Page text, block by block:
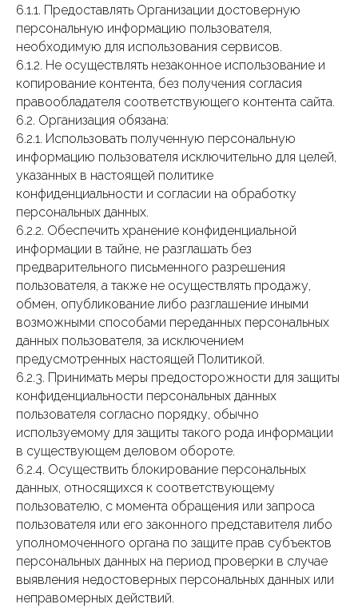
6.1.1. Предоставлять Организации достоверную
персональную информацию пользователя,
необходимую для использования сервисов.
6.1.2. Не осуществлять незаконное использование и
копирование контента, без получения согласия
правообладателя соответствующего контента сайта.
6.2. Организация обязана:
6.2.1. Использовать полученную персональную
информацию пользователя исключительно для целей,
указанных в настоящей политике
конфиденциальности и согласии на обработку
персональных данных.
6.2.2. Обеспечить хранение конфиденциальной
информации в тайне, не разглашать без
предварительного письменного разрешения
пользователя, а также не осуществлять продажу,
обмен, опубликование либо разглашение иными
возможными способами переданных персональных
данных пользователя, за исключением
предусмотренных настоящей Политикой.
6.2.3. Принимать меры предосторожности для защиты
конфиденциальности персональных данных
пользователя согласно порядку, обычно
используемому для защиты такого рода информации
в существующем деловом обороте.
6.2.4. Осуществить блокирование персональных
данных, относящихся к соответствующему
пользователю, с момента обращения или запроса
пользователя или его законного представителя либо
уполномоченного органа по защите прав субъектов
персональных данных на период проверки в случае
выявления недостоверных персональных данных или
неправомерных действий.